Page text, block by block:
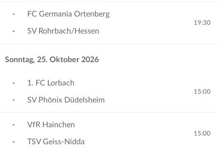
-
-
FC Germania Ortenberg
SV Rohrbach/Hessen
19:30
Sonntag, 25. Oktober 2026
-
-
1. FC Lorbach
SV Phönix Düdelsheim
15:00
-
-
VfR Hainchen
TSV Geiss-Nidda
15:00